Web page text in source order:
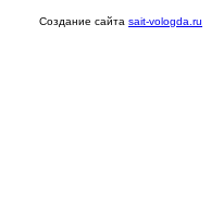
Создание сайта sait-vologda.ru